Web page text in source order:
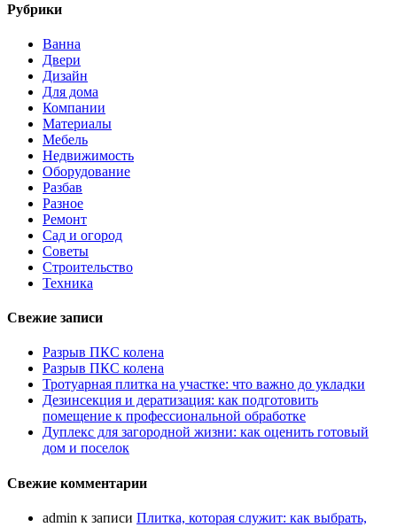
Рубрики
Ванна
Двери
Дизайн
Для дома
Компании
Материалы
Мебель
Недвижимость
Оборудование
Разбав
Разное
Ремонт
Сад и огород
Советы
Строительство
Техника
Свежие записи
Разрыв ПКС колена
Разрыв ПКС колена
Тротуарная плитка на участке: что важно до укладки
Дезинсекция и дератизация: как подготовить
помещение к профессиональной обработке
Дуплекс для загородной жизни: как оценить готовый
дом и поселок
Свежие комментарии
admin к записи Плитка, которая служит: как выбрать,